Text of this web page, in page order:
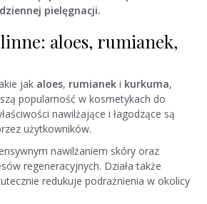
pielęgnacji.
aloes, rumianek,
jak aloes, rumianek i kurkuma,
popularność w kosmetykach do
nawilżające i łagodzące są
użytkowników.
nawilżaniem skóry oraz
regeneracyjnych. Działa także
redukuje podrażnienia w okolicy